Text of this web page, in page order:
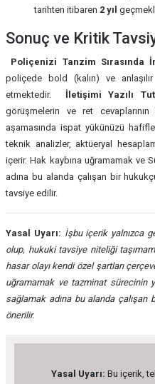
tarihten itibaren 2 yıl
Sonuç ve Kritik
Poliçenizi Tanzim Sırasında
poliçede bold (kalın) ve
etmektedir. İletişimi Yazılı
görüşmelerin ve ret
aşamasında ispat yükünüzü
teknik analizler, aktüeryal
içerir. Hak kaybına uğramamak ve
adına bu alanda çalışan bir
tavsiye edilir.
Yasal Uyarı: İşbu içerik yalnızca
olup, hukuki tavsiye niteliği
hasar olayı kendi özel şartları
uğramamak ve tazminat sürecinin
sağlamak adına bu alanda çalışan
önerilir.
Yasal Uyarı: Bu içerik,